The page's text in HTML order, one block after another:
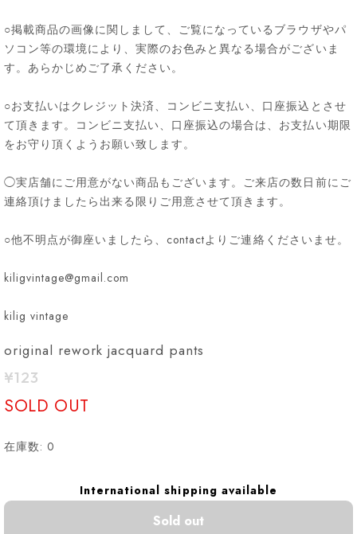
○掲載商品の画像に関しまして、ご覧になっているブラウザやパ
ソコン等の環境により、実際のお色みと異なる場合がございま
す。あらかじめご了承ください。
○お支払いはクレジット決済、コンビニ支払い、口座振込とさせ
て頂きます。コンビニ支払い、口座振込の場合は、お支払い期限
をお守り頂くようお願い致します。
◯実店舗にご用意がない商品もございます。ご来店の数日前にご
連絡頂けましたら出来る限りご用意させて頂きます。
○他不明点が御座いましたら、contactよりご連絡くださいませ。
kiligvintage@gmail.com
kilig vintage
original rework jacquard pants
¥123
SOLD OUT
在庫数: 0
International shipping available
Sold out